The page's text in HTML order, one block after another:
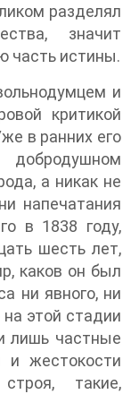
разделял
значит
часть истины.
и
критикой
в ранних его
добродушном
а никак не
напечатания
шесть лет,
каков он был
ни явного, ни
этой стадии
лишь частные
и жестокости
строя, такие,